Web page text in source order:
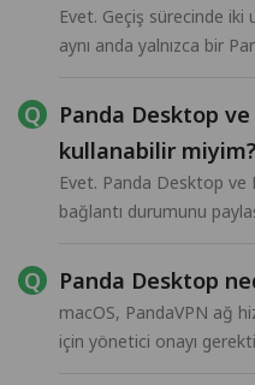
Evet. Geçiş sürecinde iki
aynı anda yalnızca bir
Panda Desktop
kullanabilir miyim?
Evet. Panda Desktop ve
bağlantı durumunu
Panda Desktop
macOS, PandaVPN ağ
için yönetici onayı